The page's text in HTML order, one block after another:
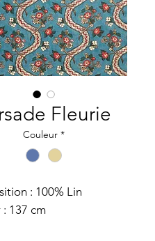
Fleurie
Couleur *
: 100% Lin
137 cm